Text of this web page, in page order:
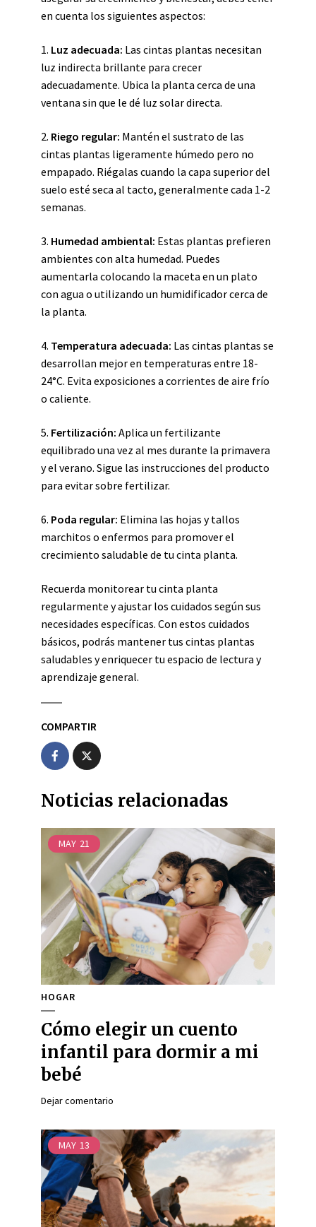
en cuenta los siguientes aspectos:
1. Luz adecuada: Las cintas plantas necesitan
luz indirecta brillante para crecer
adecuadamente. Ubica la planta cerca de una
ventana sin que le dé luz solar directa.
2. Riego regular: Mantén el sustrato de las
cintas plantas ligeramente húmedo pero no
empapado. Riégalas cuando la capa superior del
suelo esté seca al tacto, generalmente cada 1-2
semanas.
3. Humedad ambiental: Estas plantas prefieren
ambientes con alta humedad. Puedes
aumentarla colocando la maceta en un plato
con agua o utilizando un humidificador cerca de
la planta.
4. Temperatura adecuada: Las cintas plantas se
desarrollan mejor en temperaturas entre 18-
24°C. Evita exposiciones a corrientes de aire frío
o caliente.
5. Fertilización: Aplica un fertilizante
equilibrado una vez al mes durante la primavera
y el verano. Sigue las instrucciones del producto
para evitar sobre fertilizar.
6. Poda regular: Elimina las hojas y tallos
marchitos o enfermos para promover el
crecimiento saludable de tu cinta planta.
Recuerda monitorear tu cinta planta
regularmente y ajustar los cuidados según sus
necesidades específicas. Con estos cuidados
básicos, podrás mantener tus cintas plantas
saludables y enriquecer tu espacio de lectura y
aprendizaje general.
COMPARTIR
Noticias relacionadas
MAY 21
HOGAR
Cómo elegir un cuento
infantil para dormir a mi
bebé
Dejar comentario
MAY 13